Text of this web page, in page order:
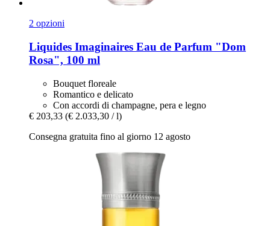
2 opzioni
Liquides Imaginaires Eau de Parfum "Dom
Rosa", 100 ml
Bouquet floreale
Romantico e delicato
Con accordi di champagne, pera e legno
€ 203,33 (€ 2.033,30 / l)
Consegna gratuita fino al giorno 12 agosto